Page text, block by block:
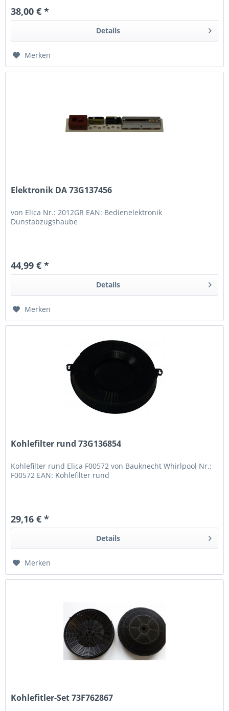
38,00 € *
Details
Merken
Elektronik DA 73G137456
von Elica Nr.: 2012GR EAN: Bedienelektronik
Dunstabzugshaube
44,99 € *
Details
Merken
Kohlefilter rund 73G136854
Kohlefilter rund Elica F00572 von Bauknecht Whirlpool Nr.:
F00572 EAN: Kohlefilter rund
29,16 € *
Details
Merken
Kohlefitler-Set 73F762867